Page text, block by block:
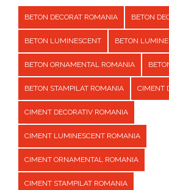
BETON DECORAT ROMANIA BETON
BETON LUMINESCENT BETON
BETON ORNAMENTAL ROMANIA
BETON STAMPILAT ROMANIA CIMENT
CIMENT DECORATIV ROMANIA
CIMENT LUMINESCENT ROMANIA
CIMENT ORNAMENTAL ROMANIA
CIMENT STAMPILAT ROMANIA